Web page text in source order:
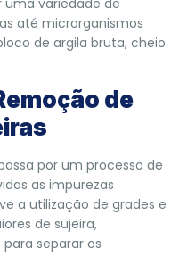
uma variedade de
até microrganismos
de argila bruta, cheio
de
por um processo de
as impurezas
a utilização de grades e
de sujeira,
separar os